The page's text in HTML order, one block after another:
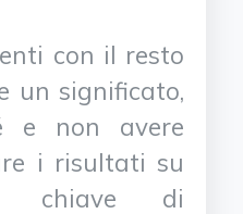
con il resto
un significato,
e non avere
i risultati su
chiave di